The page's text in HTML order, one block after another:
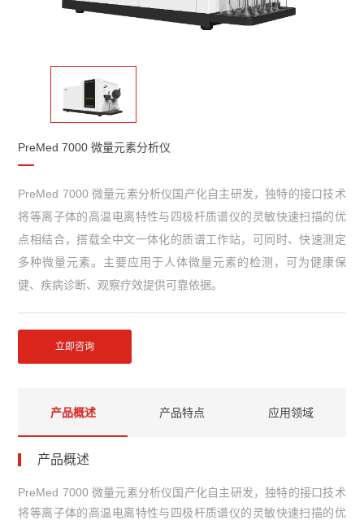
PreMed 7000 微量元素分析仪
PreMed 7000 微量元素分析仪国产化自主研发，独特的接口技术
将等离子体的高温电离特性与四极杆质谱仪的灵敏快速扫描的优
点相结合，搭载全中文一体化的质谱工作站，可同时、快速测定
多种微量元素。主要应用于人体微量元素的检测，可为健康保
健、疾病诊断、观察疗效提供可靠依据。
立即咨询
产品概述 产品特点 应用领域
产品概述
PreMed 7000 微量元素分析仪国产化自主研发，独特的接口技术
将等离子体的高温电离特性与四极杆质谱仪的灵敏快速扫描的优